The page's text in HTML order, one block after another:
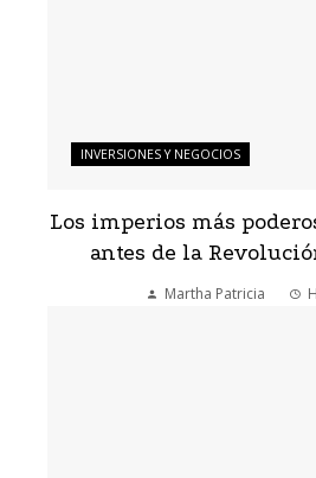
INVERSIONES Y NEGOCIOS
Los imperios más
antes de la
Martha Patricia